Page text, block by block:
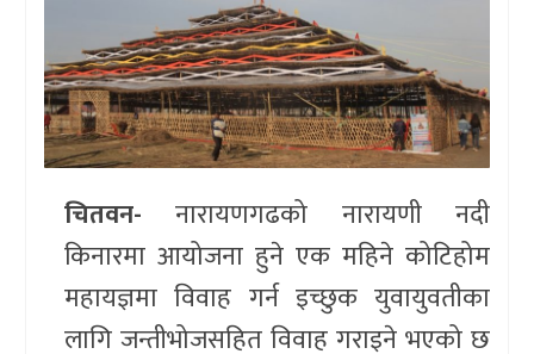
स्वास्थ्य/
रोचक
अन्तर्वार्ता
चितवन-नारायणगढको नारायणी नदी
किनारमा आयोजना हुने एक महिने कोटिहोम
महायज्ञमा विवाह गर्न इच्छुक युवायुवतीका
लागि जन्तीभोजसहित विवाह गराइने भएको छ